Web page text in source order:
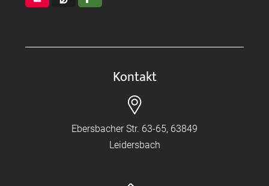
Kontakt
Ebersbacher Str. 63-65, 63849
Leidersbach